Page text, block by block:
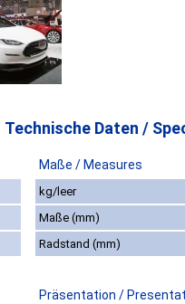
Technische Daten /
Maße / Measures
kg/leer
Maße (mm)
Radstand (mm)
Präsentation /